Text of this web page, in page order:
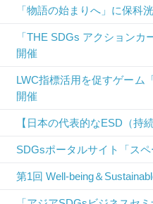
「物語の始まりへ」に保科
「THE SDGs アクション
開催
LWC指標活用を促すゲーム
開催
【日本の代表的なESD（持
SDGsポータルサイト「ス
第1回 Well-being＆